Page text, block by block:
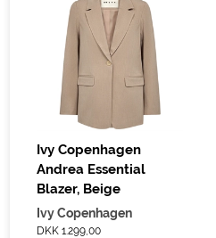
Ivy Copenhagen
Andrea Essential
Blazer, Beige
Ivy Copenhagen
DKK 1.299,00